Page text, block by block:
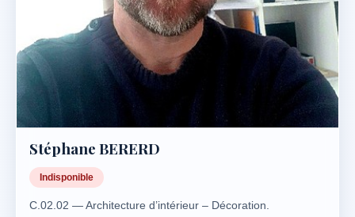
Stéphane BERERD
Indisponible
C.02.02 — Architecture d’intérieur – Décoration.